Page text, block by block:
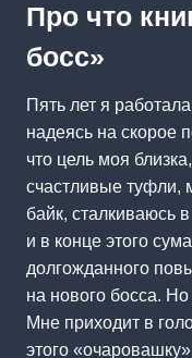
Про что
босс»
Пять лет я
надеясь на скорое
что цель моя
счастливые туфли,
байк, сталкиваюсь
и в конце этого
долгожданного
на нового босса.
Мне приходит в
этого